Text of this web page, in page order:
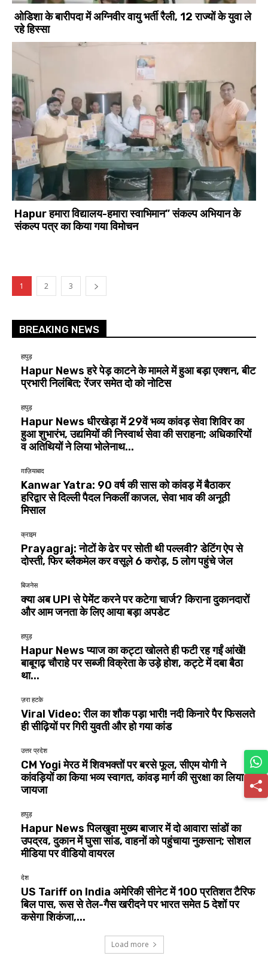
ओडिशा के बारीपदा में अग्निवीर वायु भर्ती रैली, 12 राज्यों के युवा ले
रहे हिस्सा
Hapur हमारा विद्यालय-हमारा स्वाभिमान” संकल्प अभियान के
संकल्प पत्र का किया गया विमोचन
1 2 3
BREAKING NEWS
हापुड़
Hapur News हरे पेड़ काटने के मामले में हुआ बड़ा एक्शन, बीट
प्रभारी निलंबित; रेंजर समेत दो को नोटिस
हापुड़
Hapur News धीरखेड़ा में 29वें भव्य कांवड़ सेवा शिविर का
हुआ शुभारंभ, उद्यमियों की निस्वार्थ सेवा की सराहना; अधिकारियों
व अतिथियों ने लिया भोलेनाथ...
ग़ाज़ियाबाद
Kanwar Yatra: 90 वर्ष की सास को कांवड़ में बैठाकर
हरिद्वार से दिल्ली पैदल निकलीं काजल, सेवा भाव की अनूठी
मिसाल
क्राइम
Prayagraj: नोटों के ढेर पर सोती थी पल्लवी? डेटिंग ऐप से
दोस्ती, फिर ब्लैकमेल कर वसूले ₹6 करोड़, 5 लोग पहुंचे जेल
बिजनेस
क्या अब UPI से पेमेंट करने पर कटेगा चार्ज? किराना दुकानदारों
और आम जनता के लिए आया बड़ा अपडेट
हापुड़
Hapur News प्याज का कट्टा खोलते ही फटी रह गईं आंखें!
बाबूगढ़ चौराहे पर सब्जी विक्रेता के उड़े होश, कट्टे में दबा बैठा
था...
ज़रा हटके
Viral Video: रील का शौक पड़ा भारी! नदी किनारे पैर फिसलते
ही सीढ़ियों पर गिरी युवती और हो गया कांड
उत्तर प्रदेश
CM Yogi मेरठ में शिवभक्तों पर बरसे फूल, सीएम योगी ने
कांवड़ियों का किया भव्य स्वागत, कांवड़ मार्ग की सुरक्षा का लिया
जायजा
हापुड़
Hapur News पिलखुवा मुख्य बाजार में दो आवारा सांडों का
उपद्रव, दुकान में घुसा सांड, वाहनों को पहुंचाया नुकसान; सोशल
मीडिया पर वीडियो वायरल
देश
US Tariff on India अमेरिकी सीनेट में 100 प्रतिशत टैरिफ
बिल पास, रूस से तेल-गैस खरीदने पर भारत समेत 5 देशों पर
कसेगा शिकंजा,...
Load more